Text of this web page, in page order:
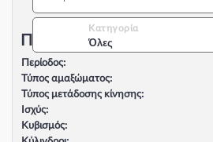
Κατηγορία
Όλες
Περιγραφή Αυτοκινήτου:
Περίοδος:
Τύπος αμαξώματος:
Τύπος μετάδοσης κίνησης:
Ισχύς:
Κυβισμός: